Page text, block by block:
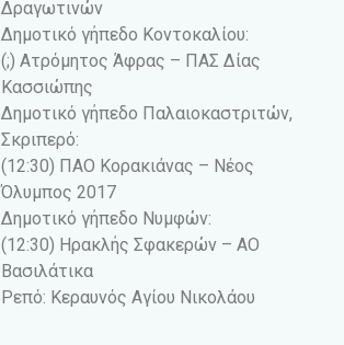
Δραγωτινών
Δημοτικό γήπεδο Κοντοκαλίου:
(;) Ατρόμητος Άφρας – ΠΑΣ Δίας
Κασσιώπης
Δημοτικό γήπεδο Παλαιοκαστριτών,
Σκριπερό:
(12:30) ΠΑΟ Κορακιάνας – Νέος
Όλυμπος 2017
Δημοτικό γήπεδο Νυμφών:
(12:30) Ηρακλής Σφακερών – ΑΟ
Βασιλάτικα
Ρεπό: Κεραυνός Αγίου Νικολάου